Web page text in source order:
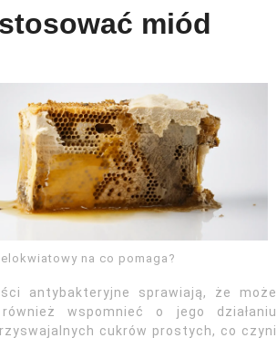
miód
na co pomaga?
antybakteryjne sprawiają, że może
wspomnieć o jego działaniu
cukrów prostych, co czyni